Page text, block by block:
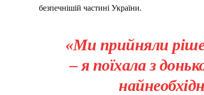
безпечнішій частині України.
«Ми прийняли
– я поїхала з